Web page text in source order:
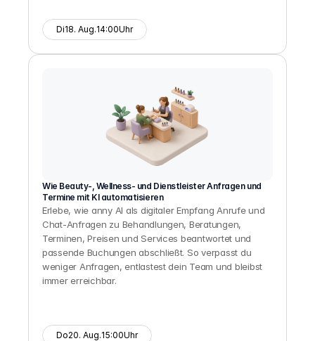
Di18. Aug.14:00Uhr
Wie Beauty-, Wellness- und Dienstleister Anfragen und
Termine mit KI automatisieren
Erlebe, wie anny AI als digitaler Empfang Anrufe und
Chat-Anfragen zu Behandlungen, Beratungen,
Terminen, Preisen und Services beantwortet und
passende Buchungen abschließt. So verpasst du
weniger Anfragen, entlastest dein Team und bleibst
immer erreichbar.
Do20. Aug.15:00Uhr